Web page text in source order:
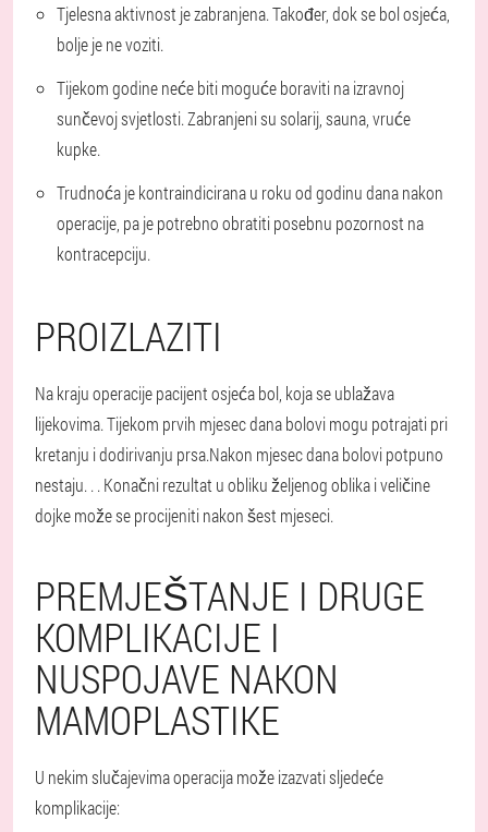
Tjelesna aktivnost je zabranjena. Također, dok se bol osjeća,
bolje je ne voziti.
Tijekom godine neće biti moguće boraviti na izravnoj
sunčevoj svjetlosti. Zabranjeni su solarij, sauna, vruće
kupke.
Trudnoća je kontraindicirana u roku od godinu dana nakon
operacije, pa je potrebno obratiti posebnu pozornost na
kontracepciju.
PROIZLAZITI
Na kraju operacije pacijent osjeća bol, koja se ublažava
lijekovima. Tijekom prvih mjesec dana bolovi mogu potrajati pri
kretanju i dodirivanju prsa.Nakon mjesec dana bolovi potpuno
nestaju. . . Konačni rezultat u obliku željenog oblika i veličine
dojke može se procijeniti nakon šest mjeseci.
PREMJEŠTANJE I DRUGE
KOMPLIKACIJE I
NUSPOJAVE NAKON
MAMOPLASTIKE
U nekim slučajevima operacija može izazvati sljedeće
komplikacije: